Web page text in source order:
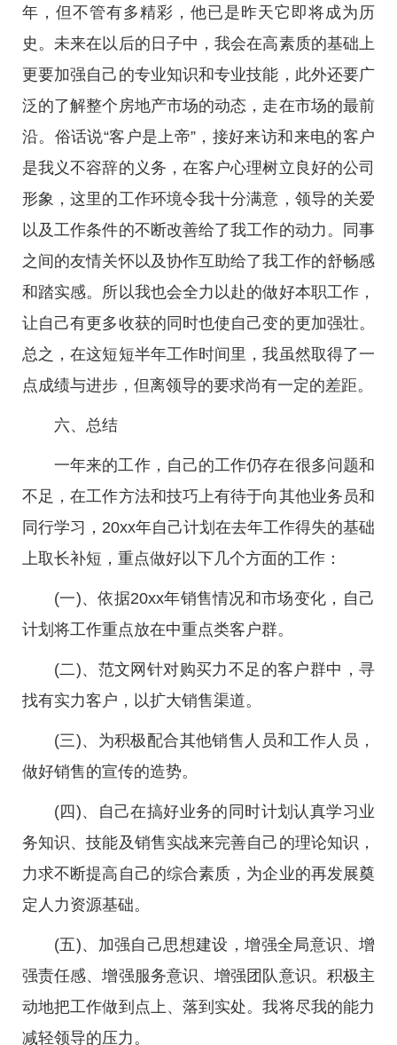
年，但不管有多精彩，他已是昨天它即将成为历
史。未来在以后的日子中，我会在高素质的基础上
更要加强自己的专业知识和专业技能，此外还要广
泛的了解整个房地产市场的动态，走在市场的最前
沿。俗话说“客户是上帝”，接好来访和来电的客户
是我义不容辞的义务，在客户心理树立良好的公司
形象，这里的工作环境令我十分满意，领导的关爱
以及工作条件的不断改善给了我工作的动力。同事
之间的友情关怀以及协作互助给了我工作的舒畅感
和踏实感。所以我也会全力以赴的做好本职工作，
让自己有更多收获的同时也使自己变的更加强壮。
总之，在这短短半年工作时间里，我虽然取得了一
点成绩与进步，但离领导的要求尚有一定的差距。
六、总结
一年来的工作，自己的工作仍存在很多问题和
不足，在工作方法和技巧上有待于向其他业务员和
同行学习，20xx年自己计划在去年工作得失的基础
上取长补短，重点做好以下几个方面的工作：
(一)、依据20xx年销售情况和市场变化，自己
计划将工作重点放在中重点类客户群。
(二)、范文网针对购买力不足的客户群中，寻
找有实力客户，以扩大销售渠道。
(三)、为积极配合其他销售人员和工作人员，
做好销售的宣传的造势。
(四)、自己在搞好业务的同时计划认真学习业
务知识、技能及销售实战来完善自己的理论知识，
力求不断提高自己的综合素质，为企业的再发展奠
定人力资源基础。
(五)、加强自己思想建设，增强全局意识、增
强责任感、增强服务意识、增强团队意识。 积极主
动地把工作做到点上、落到实处。我将尽我的能力
减轻领导的压力。